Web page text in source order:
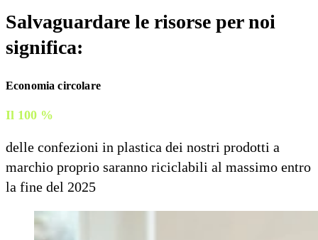
Salvaguardare le risorse per noi
significa:
Economia circolare
Il 100 %
delle confezioni in plastica dei nostri prodotti a
marchio proprio saranno riciclabili al massimo entro
la fine del 2025